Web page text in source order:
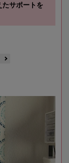
たサポートを